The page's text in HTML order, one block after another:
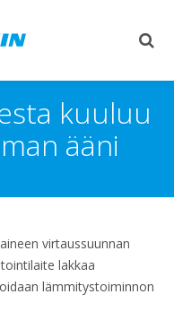
kuuluu
ääni
virtaussuunnan
lakkaa
lämmitystoiminnon